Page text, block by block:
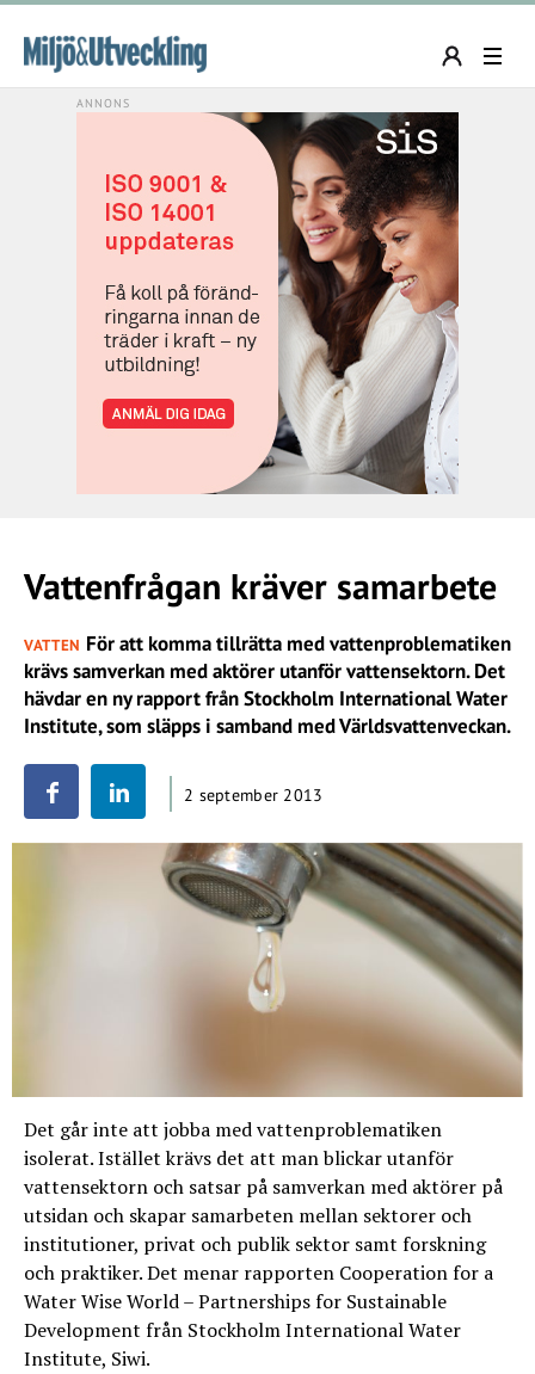
Vattenfrågan kräver samarbete
VATTEN För att komma tillrätta med vattenproblematiken
krävs samverkan med aktörer utanför vattensektorn. Det
hävdar en ny rapport från Stockholm International Water
Institute, som släpps i samband med Världsvattenveckan.
2 september 2013
Det går inte att jobba med vattenproblematiken
isolerat. Istället krävs det att man blickar utanför
vattensektorn och satsar på samverkan med aktörer på
utsidan och skapar samarbeten mellan sektorer och
institutioner, privat och publik sektor samt forskning
och praktiker. Det menar rapporten Cooperation for a
Water Wise World – Partnerships for Sustainable
Development från Stockholm International Water
Institute, Siwi.